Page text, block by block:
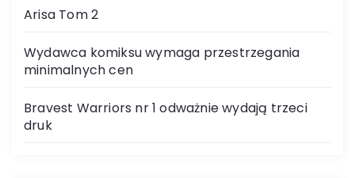
Arisa Tom 2
Wydawca komiksu wymaga przestrzegania
minimalnych cen
Bravest Warriors nr 1 odważnie wydają trzeci
druk